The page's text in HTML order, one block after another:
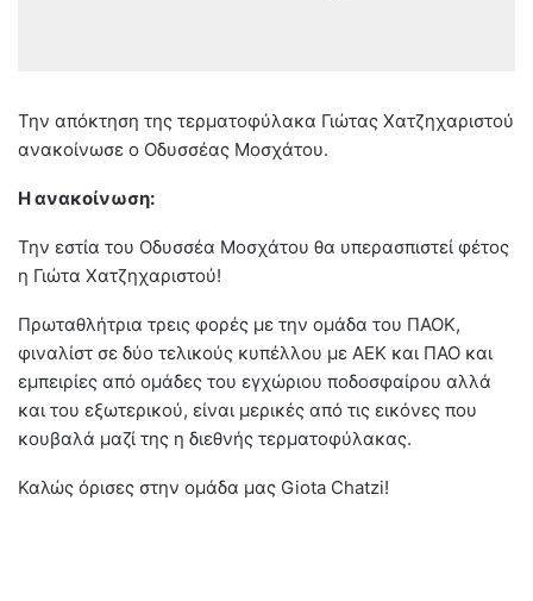
Την απόκτηση της τερματοφύλακα Γιώτας Χατζηχαριστού
ανακοίνωσε ο Οδυσσέας Μοσχάτου.
Η ανακοίνωση:
Την εστία του Οδυσσέα Μοσχάτου θα υπερασπιστεί φέτος
η Γιώτα Χατζηχαριστού!
Πρωταθλήτρια τρεις φορές με την ομάδα του ΠΑΟΚ,
φιναλίστ σε δύο τελικούς κυπέλλου με ΑΕΚ και ΠΑΟ και
εμπειρίες από ομάδες του εγχώριου ποδοσφαίρου αλλά
και του εξωτερικού, είναι μερικές από τις εικόνες που
κουβαλά μαζί της η διεθνής τερματοφύλακας.
Καλώς όρισες στην ομάδα μας Giota Chatzi!